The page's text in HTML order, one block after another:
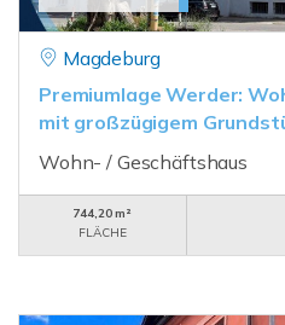
Magdeburg
Premiumlage Werder:
mit großzügigem
Wohn- / Geschäftshaus
744,20 m²
FLÄCHE